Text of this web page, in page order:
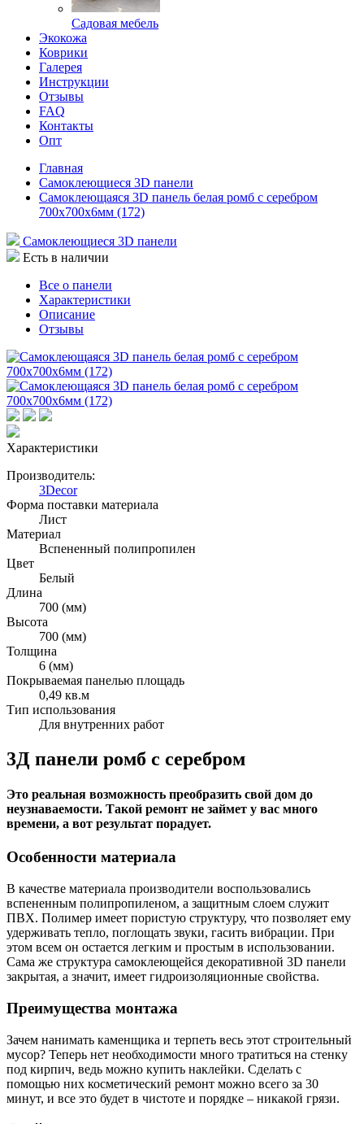
Садовая мебель
Экокожа
Коврики
Галерея
Инструкции
Отзывы
FAQ
Контакты
Опт
Главная
Самоклеющиеся 3D панели
Самоклеющаяся 3D панель белая ромб с серебром
700x700x6мм (172)
Самоклеющиеся 3D панели
Есть в наличии
Все о панели
Характеристики
Описание
Отзывы
Характеристики
Производитель:
3Decor
Форма поставки материала
Лист
Материал
Вспененный полипропилен
Цвет
Белый
Длина
700 (мм)
Высота
700 (мм)
Толщина
6 (мм)
Покрываемая панелью площадь
0,49 кв.м
Тип использования
Для внутренних работ
3Д панели ромб с серебром
Это реальная возможность преобразить свой дом до
неузнаваемости. Такой ремонт не займет у вас много
времени, а вот результат порадует.
Особенности материала
В качестве материала производители воспользовались
вспененным полипропиленом, а защитным слоем служит
ПВХ. Полимер имеет пористую структуру, что позволяет ему
удерживать тепло, поглощать звуки, гасить вибрации. При
этом всем он остается легким и простым в использовании.
Сама же структура самоклеющейся декоративной 3D панели
закрытая, а значит, имеет гидроизоляционные свойства.
Преимущества монтажа
Зачем нанимать каменщика и терпеть весь этот строительный
мусор? Теперь нет необходимости много тратиться на стенку
под кирпич, ведь можно купить наклейки. Сделать с
помощью них косметический ремонт можно всего за 30
минут, и все это будет в чистоте и порядке – никакой грязи.